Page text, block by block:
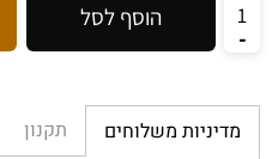
הוסף לסל
מדיניות משלוחים תקנון